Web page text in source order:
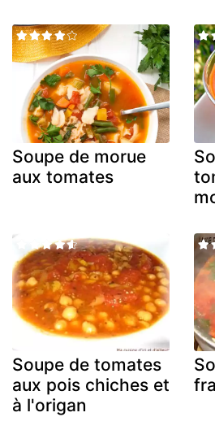
Soupe de morue
aux tomates
Soupe de tomates
aux pois chiches et
à l'origan